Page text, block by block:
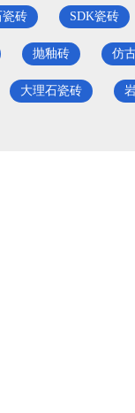
瓷砖 SDK瓷砖
抛釉砖 仿
大理石瓷砖